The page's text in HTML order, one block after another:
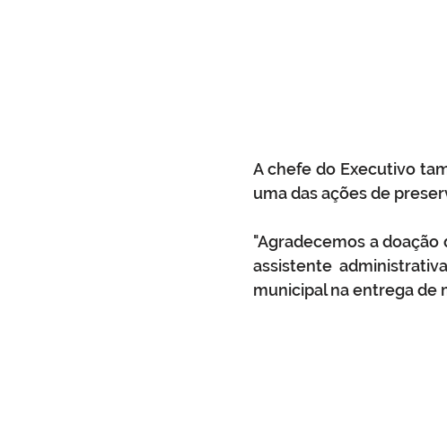
A chefe do Executivo
uma das ações de
"Agradecemos a doação
assistente
municipal na entrega de